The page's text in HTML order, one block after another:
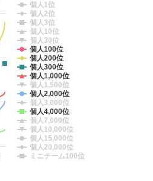
個人1位
個人2位
個人3位
個人10位
個人30位
個人100位
個人200位
個人300位
個人1,000位
個人1,500位
個人2,000位
個人3,000位
個人4,000位
個人7,000位
個人10,000位
個人15,000位
個人20,000位
ミニチーム100位